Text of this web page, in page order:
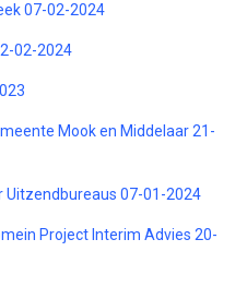
07-02-2024
02-2024
Mook en Middelaar 21-
Uitzendbureaus 07-01-2024
Project Interim Advies 20-